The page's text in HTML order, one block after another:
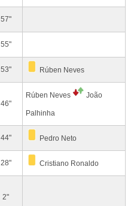
57"
55"
53" Rúben Neves
46"
Rúben Neves João
Palhinha
44" Pedro Neto
28" Cristiano Ronaldo
2"